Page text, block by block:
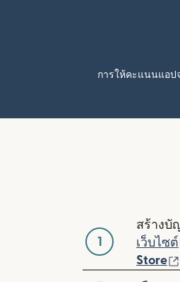
การให้คะแนนแอป
1
สร้างบั
เว็บไซต์
Store